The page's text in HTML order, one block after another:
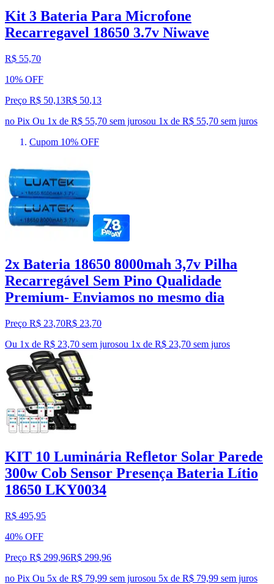
Kit 3 Bateria Para Microfone
Recarregavel 18650 3.7v Niwave
R$ 55,70
10% OFF
Preço R$ 50,13R$ 50,13
no Pix Ou 1x de R$ 55,70 sem jurosou 1x de R$ 55,70 sem juros
Cupom 10% OFF
2x Bateria 18650 8000mah 3,7v Pilha
Recarregável Sem Pino Qualidade
Premium- Enviamos no mesmo dia
Preço R$ 23,70R$ 23,70
Ou 1x de R$ 23,70 sem jurosou 1x de R$ 23,70 sem juros
KIT 10 Luminária Refletor Solar Parede
300w Cob Sensor Presença Bateria Lítio
18650 LKY0034
R$ 495,95
40% OFF
Preço R$ 299,96R$ 299,96
no Pix Ou 5x de R$ 79,99 sem jurosou 5x de R$ 79,99 sem juros